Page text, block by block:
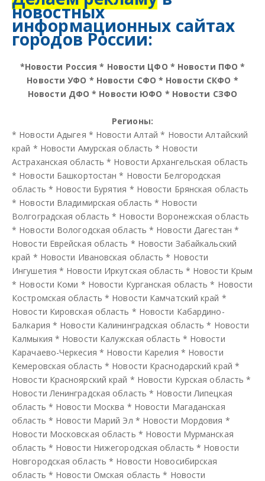
новостных
информационных сайтах
городов России:
*Новости Россия * Новости ЦФО * Новости ПФО *
Новости УФО * Новости СФО * Новости СКФО *
Новости ДФО * Новости ЮФО * Новости СЗФО
Регионы:
* Новости Адыгея * Новости Алтай * Новости Алтайский
край * Новости Амурская область * Новости
Астраханская область * Новости Архангельская область
* Новости Башкортостан * Новости Белгородская
область * Новости Бурятия * Новости Брянская область
* Новости Владимирская область * Новости
Волгоградская область * Новости Воронежская область
* Новости Вологодская область * Новости Дагестан *
Новости Еврейская область * Новости Забайкальский
край * Новости Ивановская область * Новости
Ингушетия * Новости Иркутская область * Новости Крым
* Новости Коми * Новости Курганская область * Новости
Костромская область * Новости Камчатский край *
Новости Кировская область * Новости Кабардино-
Балкария * Новости Калининградская область * Новости
Калмыкия * Новости Калужская область * Новости
Карачаево-Черкесия * Новости Карелия * Новости
Кемеровская область * Новости Краснодарский край *
Новости Красноярский край * Новости Курская область *
Новости Ленинградская область * Новости Липецкая
область * Новости Москва * Новости Магаданская
область * Новости Марий Эл * Новости Мордовия *
Новости Московская область * Новости Мурманская
область * Новости Нижегородская область * Новости
Новгородская область * Новости Новосибирская
область * Новости Омская область * Новости